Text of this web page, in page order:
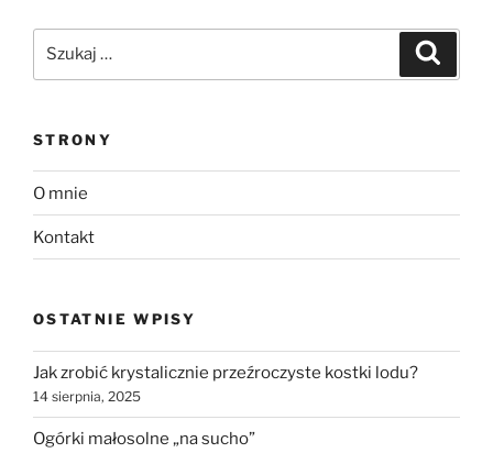
STRONY
O mnie
Kontakt
OSTATNIE WPISY
Jak zrobić krystalicznie przeźroczyste kostki lodu?
14 sierpnia, 2025
Ogórki małosolne „na sucho”